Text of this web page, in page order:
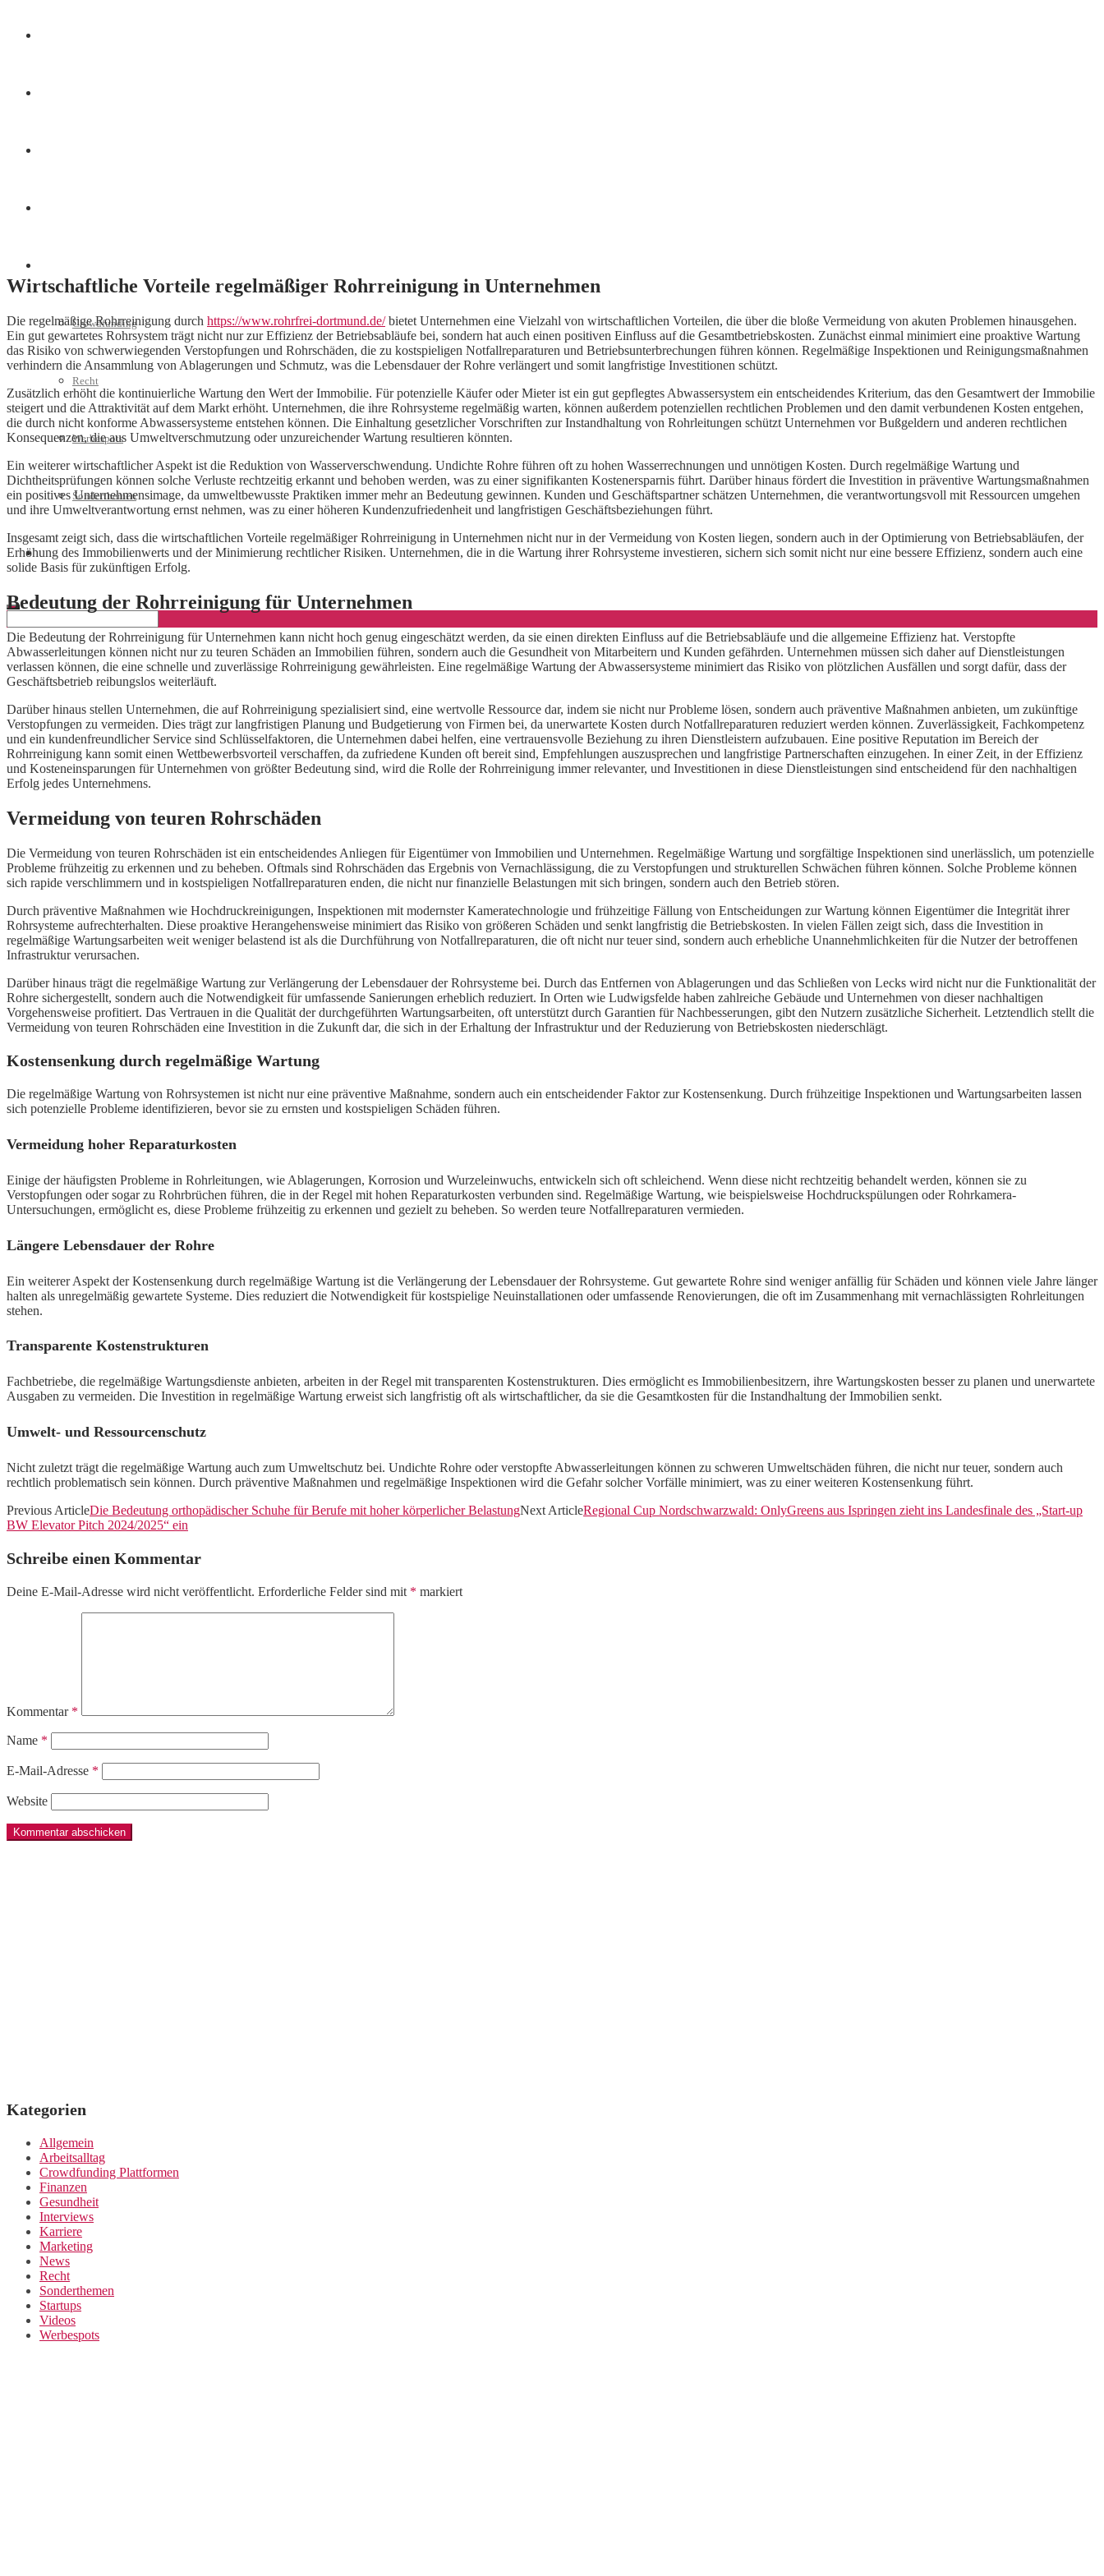
Crowdfunding
Recht
Werbespots
Sonderthemen
Geschäftskonto eröffnen
Wirtschaftliche Vorteile regelmäßiger Rohrreinigung in Unternehmen
Die regelmäßige Rohrreinigung durch https://www.rohrfrei-dortmund.de/bietet Unternehmen eine Vielzahl von wirtschaftlichen Vorteilen, die über die bloße Vermeidung von akuten Problemen hinausgehen.
Ein gut gewartetes Rohrsystem trägt nicht nur zur Effizienz der Betriebsabläufe bei, sondern hat auch einen positiven Einfluss auf die Gesamtbetriebskosten. Zunächst einmal minimiert eine proaktive Wartung
das Risiko von schwerwiegenden Verstopfungen und Rohrschäden, die zu kostspieligen Notfallreparaturen und Betriebsunterbrechungen führen können. Regelmäßige Inspektionen und Reinigungsmaßnahmen
verhindern die Ansammlung von Ablagerungen und Schmutz, was die Lebensdauer der Rohre verlängert und somit langfristige Investitionen schützt.
Zusätzlich erhöht die kontinuierliche Wartung den Wert der Immobilie. Für potenzielle Käufer oder Mieter ist ein gut gepflegtes Abwassersystem ein entscheidendes Kriterium, das den Gesamtwert der Immobilie
steigert und die Attraktivität auf dem Markt erhöht. Unternehmen, die ihre Rohrsysteme regelmäßig warten, können außerdem potenziellen rechtlichen Problemen und den damit verbundenen Kosten entgehen,
die durch nicht konforme Abwassersysteme entstehen können. Die Einhaltung gesetzlicher Vorschriften zur Instandhaltung von Rohrleitungen schützt Unternehmen vor Bußgeldern und anderen rechtlichen
Konsequenzen, die aus Umweltverschmutzung oder unzureichender Wartung resultieren könnten.
Ein weiterer wirtschaftlicher Aspekt ist die Reduktion von Wasserverschwendung. Undichte Rohre führen oft zu hohen Wasserrechnungen und unnötigen Kosten. Durch regelmäßige Wartung und
Dichtheitsprüfungen können solche Verluste rechtzeitig erkannt und behoben werden, was zu einer signifikanten Kostenersparnis führt. Darüber hinaus fördert die Investition in präventive Wartungsmaßnahmen
ein positives Unternehmensimage, da umweltbewusste Praktiken immer mehr an Bedeutung gewinnen. Kunden und Geschäftspartner schätzen Unternehmen, die verantwortungsvoll mit Ressourcen umgehen
und ihre Umweltverantwortung ernst nehmen, was zu einer höheren Kundenzufriedenheit und langfristigen Geschäftsbeziehungen führt.
Insgesamt zeigt sich, dass die wirtschaftlichen Vorteile regelmäßiger Rohrreinigung in Unternehmen nicht nur in der Vermeidung von Kosten liegen, sondern auch in der Optimierung von Betriebsabläufen, der
Erhöhung des Immobilienwerts und der Minimierung rechtlicher Risiken. Unternehmen, die in die Wartung ihrer Rohrsysteme investieren, sichern sich somit nicht nur eine bessere Effizienz, sondern auch eine
solide Basis für zukünftigen Erfolg.
Bedeutung der Rohrreinigung für Unternehmen
Die Bedeutung der Rohrreinigung für Unternehmen kann nicht hoch genug eingeschätzt werden, da sie einen direkten Einfluss auf die Betriebsabläufe und die allgemeine Effizienz hat. Verstopfte
Abwasserleitungen können nicht nur zu teuren Schäden an Immobilien führen, sondern auch die Gesundheit von Mitarbeitern und Kunden gefährden. Unternehmen müssen sich daher auf Dienstleistungen
verlassen können, die eine schnelle und zuverlässige Rohrreinigung gewährleisten. Eine regelmäßige Wartung der Abwassersysteme minimiert das Risiko von plötzlichen Ausfällen und sorgt dafür, dass der
Geschäftsbetrieb reibungslos weiterläuft.
Darüber hinaus stellen Unternehmen, die auf Rohrreinigung spezialisiert sind, eine wertvolle Ressource dar, indem sie nicht nur Probleme lösen, sondern auch präventive Maßnahmen anbieten, um zukünftige
Verstopfungen zu vermeiden. Dies trägt zur langfristigen Planung und Budgetierung von Firmen bei, da unerwartete Kosten durch Notfallreparaturen reduziert werden können. Zuverlässigkeit, Fachkompetenz
und ein kundenfreundlicher Service sind Schlüsselfaktoren, die Unternehmen dabei helfen, eine vertrauensvolle Beziehung zu ihren Dienstleistern aufzubauen. Eine positive Reputation im Bereich der
Rohrreinigung kann somit einen Wettbewerbsvorteil verschaffen, da zufriedene Kunden oft bereit sind, Empfehlungen auszusprechen und langfristige Partnerschaften einzugehen. In einer Zeit, in der Effizienz
und Kosteneinsparungen für Unternehmen von größter Bedeutung sind, wird die Rolle der Rohrreinigung immer relevanter, und Investitionen in diese Dienstleistungen sind entscheidend für den nachhaltigen
Erfolg jedes Unternehmens.
Vermeidung von teuren Rohrschäden
Die Vermeidung von teuren Rohrschäden ist ein entscheidendes Anliegen für Eigentümer von Immobilien und Unternehmen. Regelmäßige Wartung und sorgfältige Inspektionen sind unerlässlich, um potenzielle
Probleme frühzeitig zu erkennen und zu beheben. Oftmals sind Rohrschäden das Ergebnis von Vernachlässigung, die zu Verstopfungen und strukturellen Schwächen führen können. Solche Probleme können
sich rapide verschlimmern und in kostspieligen Notfallreparaturen enden, die nicht nur finanzielle Belastungen mit sich bringen, sondern auch den Betrieb stören.
Durch präventive Maßnahmen wie Hochdruckreinigungen, Inspektionen mit modernster Kameratechnologie und frühzeitige Fällung von Entscheidungen zur Wartung können Eigentümer die Integrität ihrer
Rohrsysteme aufrechterhalten. Diese proaktive Herangehensweise minimiert das Risiko von größeren Schäden und senkt langfristig die Betriebskosten. In vielen Fällen zeigt sich, dass die Investition in
regelmäßige Wartungsarbeiten weit weniger belastend ist als die Durchführung von Notfallreparaturen, die oft nicht nur teuer sind, sondern auch erhebliche Unannehmlichkeiten für die Nutzer der betroffenen
Infrastruktur verursachen.
Darüber hinaus trägt die regelmäßige Wartung zur Verlängerung der Lebensdauer der Rohrsysteme bei. Durch das Entfernen von Ablagerungen und das Schließen von Lecks wird nicht nur die Funktionalität der
Rohre sichergestellt, sondern auch die Notwendigkeit für umfassende Sanierungen erheblich reduziert. In Orten wie Ludwigsfelde haben zahlreiche Gebäude und Unternehmen von dieser nachhaltigen
Vorgehensweise profitiert. Das Vertrauen in die Qualität der durchgeführten Wartungsarbeiten, oft unterstützt durch Garantien für Nachbesserungen, gibt den Nutzern zusätzliche Sicherheit. Letztendlich stellt die
Vermeidung von teuren Rohrschäden eine Investition in die Zukunft dar, die sich in der Erhaltung der Infrastruktur und der Reduzierung von Betriebskosten niederschlägt.
Kostensenkung durch regelmäßige Wartung
Die regelmäßige Wartung von Rohrsystemen ist nicht nur eine präventive Maßnahme, sondern auch ein entscheidender Faktor zur Kostensenkung. Durch frühzeitige Inspektionen und Wartungsarbeiten lassen
sich potenzielle Probleme identifizieren, bevor sie zu ernsten und kostspieligen Schäden führen.
Vermeidung hoher Reparaturkosten
Einige der häufigsten Probleme in Rohrleitungen, wie Ablagerungen, Korrosion und Wurzeleinwuchs, entwickeln sich oft schleichend. Wenn diese nicht rechtzeitig behandelt werden, können sie zu
Verstopfungen oder sogar zu Rohrbrüchen führen, die in der Regel mit hohen Reparaturkosten verbunden sind. Regelmäßige Wartung, wie beispielsweise Hochdruckspülungen oder Rohrkamera-
Untersuchungen, ermöglicht es, diese Probleme frühzeitig zu erkennen und gezielt zu beheben. So werden teure Notfallreparaturen vermieden.
Längere Lebensdauer der Rohre
Ein weiterer Aspekt der Kostensenkung durch regelmäßige Wartung ist die Verlängerung der Lebensdauer der Rohrsysteme. Gut gewartete Rohre sind weniger anfällig für Schäden und können viele Jahre länger
halten als unregelmäßig gewartete Systeme. Dies reduziert die Notwendigkeit für kostspielige Neuinstallationen oder umfassende Renovierungen, die oft im Zusammenhang mit vernachlässigten Rohrleitungen
stehen.
Transparente Kostenstrukturen
Fachbetriebe, die regelmäßige Wartungsdienste anbieten, arbeiten in der Regel mit transparenten Kostenstrukturen. Dies ermöglicht es Immobilienbesitzern, ihre Wartungskosten besser zu planen und unerwartete
Ausgaben zu vermeiden. Die Investition in regelmäßige Wartung erweist sich langfristig oft als wirtschaftlicher, da sie die Gesamtkosten für die Instandhaltung der Immobilien senkt.
Umwelt- und Ressourcenschutz
Nicht zuletzt trägt die regelmäßige Wartung auch zum Umweltschutz bei. Undichte Rohre oder verstopfte Abwasserleitungen können zu schweren Umweltschäden führen, die nicht nur teuer, sondern auch
rechtlich problematisch sein können. Durch präventive Maßnahmen und regelmäßige Inspektionen wird die Gefahr solcher Vorfälle minimiert, was zu einer weiteren Kostensenkung führt.
Previous ArticleDie Bedeutung orthopädischer Schuhe für Berufe mit hoher körperlicher BelastungNext ArticleRegional Cup Nordschwarzwald: OnlyGreens aus Ispringen zieht ins Landesfinale des „Start-up
BW Elevator Pitch 2024/2025“ ein
Schreibe einen Kommentar
Deine E-Mail-Adresse wird nicht veröffentlicht. Erforderliche Felder sind mit * markiert
Kommentar *
Name *
E-Mail-Adresse *
Website
Kategorien
Allgemein
Arbeitsalltag
Crowdfunding Plattformen
Finanzen
Gesundheit
Interviews
Karriere
Marketing
News
Recht
Sonderthemen
Startups
Videos
Werbespots